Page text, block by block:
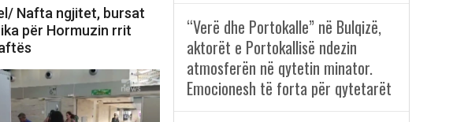
Nafta ngjitet, bursat
për Hormuzin rrit
“Verë dhe Portokalle” në Bulqizë,
aktorët e Portokallisë ndezin
atmosferën në qytetin minator.
Emocionesh të forta për qytetarët